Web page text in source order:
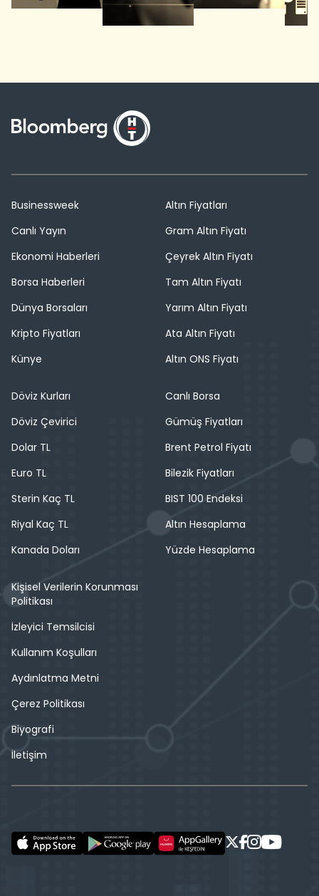
Businessweek
Canlı Yayın
Ekonomi Haberleri
Borsa Haberleri
Dünya Borsaları
Kripto Fiyatları
Künye
Altın Fiyatları
Gram Altın Fiyatı
Çeyrek Altın Fiyatı
Tam Altın Fiyatı
Yarım Altın Fiyatı
Ata Altın Fiyatı
Altın ONS Fiyatı
Döviz Kurları
Döviz Çevirici
Dolar TL
Euro TL
Sterin Kaç TL
Riyal Kaç TL
Kanada Doları
Canlı Borsa
Gümüş Fiyatları
Brent Petrol Fiyatı
Bilezik Fiyatları
BIST 100 Endeksi
Altın Hesaplama
Yüzde Hesaplama
Kişisel Verilerin Korunması
Politikası
İzleyici Temsilcisi
Kullanım Koşulları
Aydınlatma Metni
Çerez Politikası
Biyografi
İletişim